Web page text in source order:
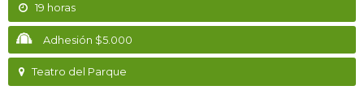
19 horas
Adhesión $5.000
Teatro del Parque